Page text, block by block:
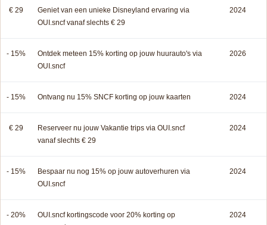
€ 29
Geniet van een unieke Disneyland ervaring via
OUI.sncf vanaf slechts € 29
2024
- 15%
Ontdek meteen 15% korting op jouw huurauto's via
OUI.sncf
2026
- 15% Ontvang nu 15% SNCF korting op jouw kaarten 2024
€ 29
Reserveer nu jouw Vakantie trips via OUI.sncf
vanaf slechts € 29
2024
- 15%
Bespaar nu nog 15% op jouw autoverhuren via
OUI.sncf
2024
- 20%
OUI.sncf kortingscode voor 20% korting op
2024